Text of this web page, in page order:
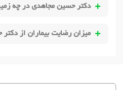
دکتر حسین مجاهدی در چه
میزان رضایت بیماران از